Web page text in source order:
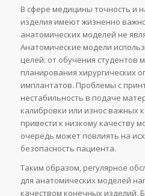
В сфере медицины точность и
изделия имеют жизненно
анатомических моделей не
Анатомические модели
целей: от обучения студентов
планирования хирургических
имплантатов. Проблемы с
нестабильность в подаче
калибровки или износ важных
привести к низкому качеству
очередь может повлиять на
безопасность пациента.
Таким образом, регулярное
для анатомических моделей
качеством конечных изделий.